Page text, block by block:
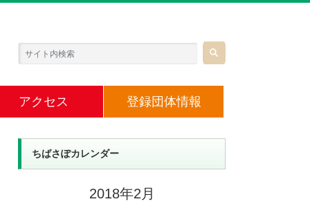
アクセス 登録団体情報
ちばさぽカレンダー
2018年2月